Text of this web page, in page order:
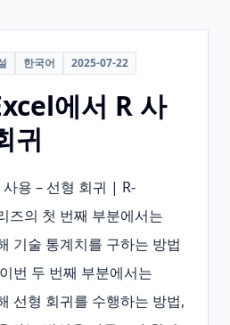
한국어 2025-07-22
에서 R 사
귀
용 – 선형 회귀 | R-
즈의 첫 번째 부분에서는
기술 통계치를 구하는 방법
번 두 번째 부분에서는
선형 회귀를 수행하는 방법,